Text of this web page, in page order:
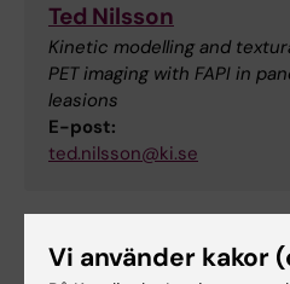
Ted Nilsson
Kinetic modelling and
PET imaging with FAPI in
leasions
E-post:
ted.nilsson@ki.se
Emil
Vi använder kakor